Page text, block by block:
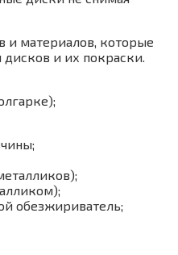
и материалов, которые
дисков и их покраски.
обезжириватель;